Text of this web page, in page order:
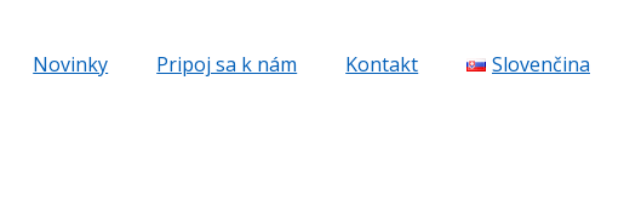
Novinky Pripoj sa k nám Kontakt Slovenčina